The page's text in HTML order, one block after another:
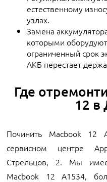
естественному
узлах.
Замена
которыми
ограниченный срок
АКБ перестает
Где
12 в
Починить Macbook
сервисном центре
Стрельцов, 2. Мы
Macbook 12 A1534,